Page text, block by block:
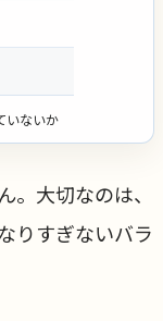
いないか
大切なのは、
りすぎないバラ